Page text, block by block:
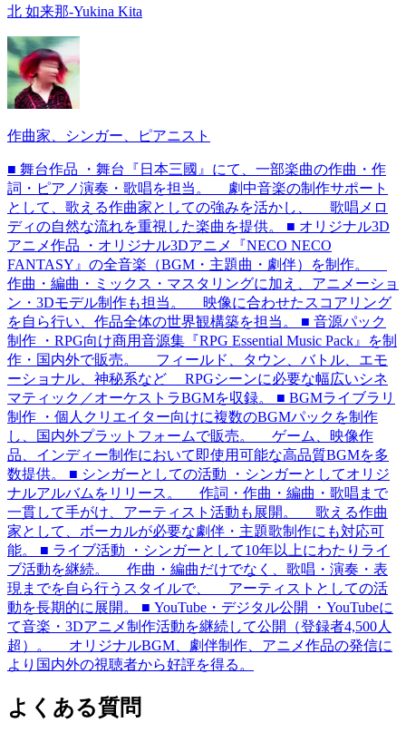
北 如来那-Yukina Kita
作曲家、シンガー、ピアニスト
■ 舞台作品 ・舞台『日本三國』にて、一部楽曲の作曲・作
詞・ピアノ演奏・歌唱を担当。 劇中音楽の制作サポート
として、歌える作曲家としての強みを活かし、 歌唱メロ
ディの自然な流れを重視した楽曲を提供。 ■ オリジナル3D
アニメ作品 ・オリジナル3Dアニメ『NECO NECO
FANTASY』の全音楽（BGM・主題曲・劇伴）を制作。
作曲・編曲・ミックス・マスタリングに加え、アニメーショ
ン・3Dモデル制作も担当。 映像に合わせたスコアリング
を自ら行い、作品全体の世界観構築を担当。 ■ 音源パック
制作 ・RPG向け商用音源集『RPG Essential Music Pack』を制
作・国内外で販売。 フィールド、タウン、バトル、エモ
ーショナル、神秘系など RPGシーンに必要な幅広いシネ
マティック／オーケストラBGMを収録。 ■ BGMライブラリ
制作 ・個人クリエイター向けに複数のBGMパックを制作
し、国内外プラットフォームで販売。 ゲーム、映像作
品、インディー制作において即使用可能な高品質BGMを多
数提供。 ■ シンガーとしての活動 ・シンガーとしてオリジ
ナルアルバムをリリース。 作詞・作曲・編曲・歌唱まで
一貫して手がけ、アーティスト活動も展開。 歌える作曲
家として、ボーカルが必要な劇伴・主題歌制作にも対応可
能。 ■ ライブ活動 ・シンガーとして10年以上にわたりライ
ブ活動を継続。 作曲・編曲だけでなく、歌唱・演奏・表
現までを自ら行うスタイルで、 アーティストとしての活
動を長期的に展開。 ■ YouTube・デジタル公開 ・YouTubeに
て音楽・3Dアニメ制作活動を継続して公開（登録者4,500人
超）。 オリジナルBGM、劇伴制作、アニメ作品の発信に
より国内外の視聴者から好評を得る。
よくある質問